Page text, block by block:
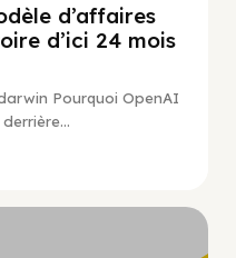
d’affaires
d’ici 24 mois
Pourquoi OpenAI